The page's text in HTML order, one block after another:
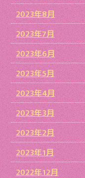
2023年8月
2023年7月
2023年6月
2023年5月
2023年4月
2023年3月
2023年2月
2023年1月
2022年12月